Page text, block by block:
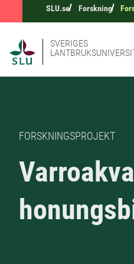
SLU.se Forskning
SVERIGES
FORSKNINGSPROJEKT